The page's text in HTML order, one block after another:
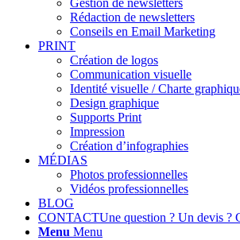
Gestion de newsletters
Rédaction de newsletters
Conseils en Email Marketing
PRINT
Création de logos
Communication visuelle
Identité visuelle / Charte
Design graphique
Supports Print
Impression
Création d’infographies
MÉDIAS
Photos professionnelles
Vidéos professionnelles
BLOG
CONTACTUne question ? Un devis
Menu Menu